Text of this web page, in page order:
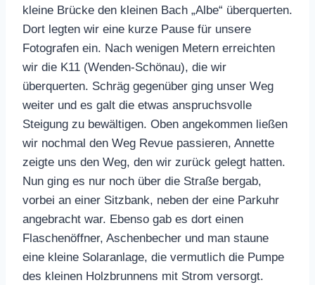
kleine Brücke den kleinen Bach „Albe“ überquerten.
Dort legten wir eine kurze Pause für unsere
Fotografen ein. Nach wenigen Metern erreichten
wir die K11 (Wenden-Schönau), die wir
überquerten. Schräg gegenüber ging unser Weg
weiter und es galt die etwas anspruchsvolle
Steigung zu bewältigen. Oben angekommen ließen
wir nochmal den Weg Revue passieren, Annette
zeigte uns den Weg, den wir zurück gelegt hatten.
Nun ging es nur noch über die Straße bergab,
vorbei an einer Sitzbank, neben der eine Parkuhr
angebracht war. Ebenso gab es dort einen
Flaschenöffner, Aschenbecher und man staune
eine kleine Solaranlage, die vermutlich die Pumpe
des kleinen Holzbrunnens mit Strom versorgt.